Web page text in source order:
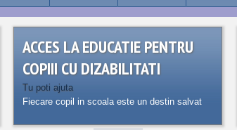
ACCES LA EDUCATIE PENTRU
COPIII CU DIZABILITATI
Tu poti ajuta
Fiecare copil in scoala este un destin salvat